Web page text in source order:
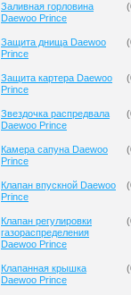
Заливная горловина
Daewoo Prince
(
Защита днища Daewoo
Prince
(
Защита картера Daewoo
Prince
(
Звездочка распредвала
Daewoo Prince
(
Камера сапуна Daewoo
Prince
(
Клапан впускной Daewoo
Prince
(
Клапан регулировки
газораспределения
Daewoo Prince
(
Клапанная крышка
Daewoo Prince
(